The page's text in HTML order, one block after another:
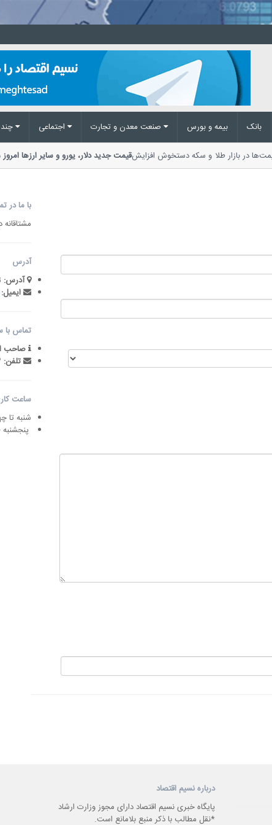
بیمه و بورس بانک
قیمت جدید دلار، یورو و سایر ارزها امروز 15 مردادماهقیمت‌ها در بازار طلا و سکه دستخوش افزایش
با ما در
آدرس
آدرس:
ایمیل:
تماس با
صاحب
تلفن:
ساعت
شنبه تا چهارشنبه
پنجشنبه - ۹ صبح تا ۲ بعد
درباره نسیم اقتصاد
پایگاه خبری نسیم اقتصاد دارای مجوز وزارت ارشاد
*نقل مطالب با ذکر منبع بلامانع است.